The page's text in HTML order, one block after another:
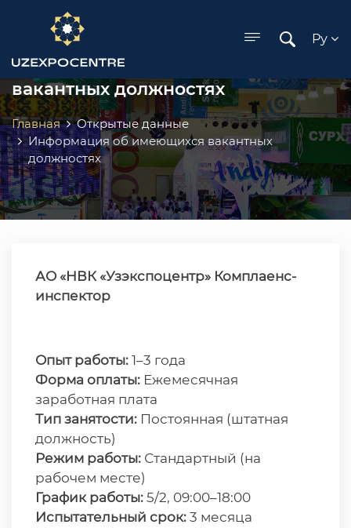
menu
Ру
Информация об имеющихся
вакантных должностях
Главная
Открытые данные
Информация об имеющихся вакантных
должностях
АО «НВК «Узэкспоцентр» Комплаенс-
инспектор
Опыт работы: 1–3 года
Форма оплаты: Ежемесячная
заработная плата
Тип занятости: Постоянная (штатная
должность)
Режим работы: Стандартный (на
рабочем месте)
График работы: 5/2, 09:00–18:00
Испытательный срок: 3 месяца